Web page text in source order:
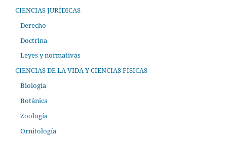
CIENCIAS JURÍDICAS
Derecho
Doctrina
Leyes y normativas
CIENCIAS DE LA VIDA Y CIENCIAS FÍSICAS
Biología
Botánica
Zoología
Ornitología